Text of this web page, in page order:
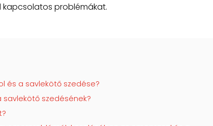
problémákat.
és a savlekötő szedése?
szedésének?